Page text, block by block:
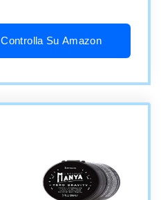
Controlla Su Amazon